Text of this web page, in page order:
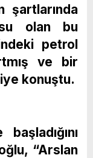
şartlarında
olan bu
petrol
ve bir
konuştu.
“Arslan